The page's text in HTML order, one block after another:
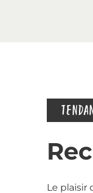
Le plaisir